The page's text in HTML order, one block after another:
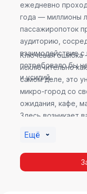
ежедневно
года — миллионы
пассажиропоток
аудиторию,
взаимодействие с
потребовало бы
и усилий.
Ключевая ошибка
исключительно
самом деле, это
микро-город со
ожидания, кафе,
Здесь возникает
пассажир
его внимание не
просмотре
Ещё